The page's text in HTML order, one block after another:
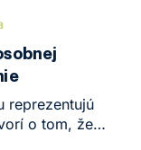
vlastné
– najmä
spojené
reprezentujú
o tom, že